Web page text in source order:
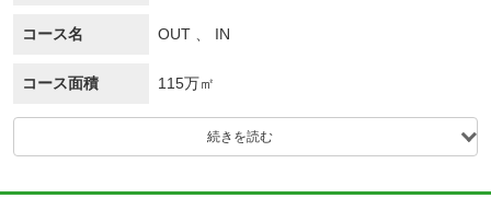
コース名 OUT 、 IN
コース面積 115万㎡
続きを読む